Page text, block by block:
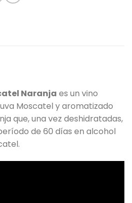
Naranja es un vino
Moscatel y aromatizado
que, una vez deshidratadas,
de 60 días en alcohol